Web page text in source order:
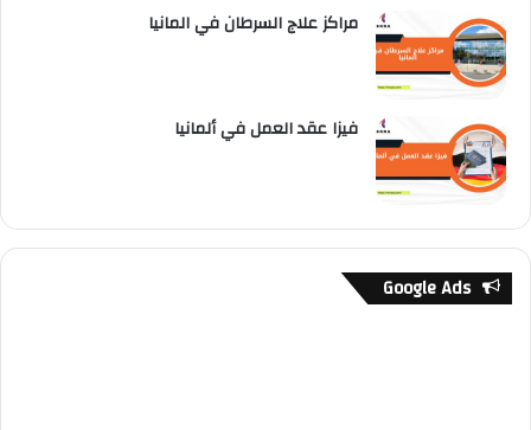
مراكز علاج السرطان في المانيا
فيزا عقد العمل في ألمانيا
Google Ads